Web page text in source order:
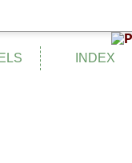
INDEX